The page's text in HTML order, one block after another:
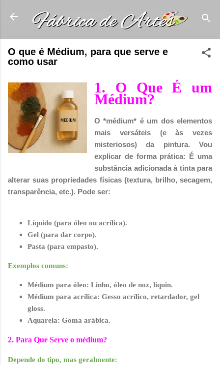
Pular para o conteúdo principal
O que é Médium, para que serve e
como usar
1. O Que É um
Médium?
O *médium* é um dos elementos
mais versáteis (e às vezes
misteriosos) da pintura. Vou
explicar de forma prática: É uma
substância adicionada à tinta para
alterar suas propriedades físicas (textura, brilho, secagem,
transparência, etc.). Pode ser:
Líquido (para óleo ou acrílica).
Gel (para dar corpo).
Pasta (para empasto).
Exemplos comuns:
Médium para óleo: Linho, óleo de noz, liquin.
Médium para acrílica: Gesso acrílico, retardador, gel
gloss.
Aquarela: Goma arábica.
2. Para Que Serve o médium?
Depende do tipo, mas geralmente: